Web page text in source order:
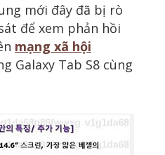
mới đây đã bị rò
để xem phản hồi
mạng xã hội
Galaxy Tab S8 cùng